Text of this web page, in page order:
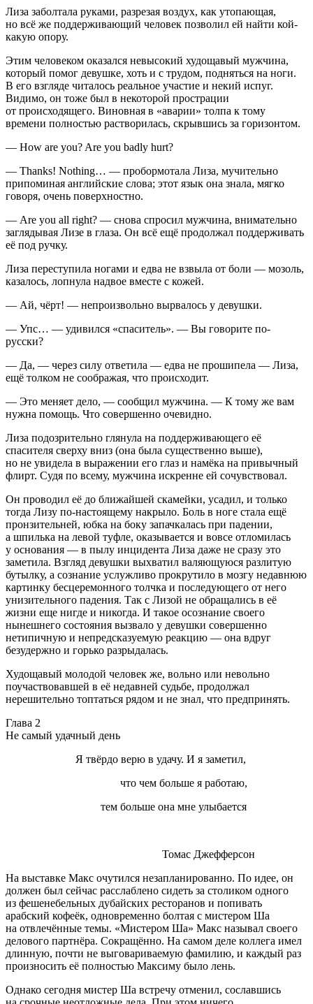
Лиза заболтала руками, разрезая воздух, как утопающая,
но всё же поддерживающий человек позволил ей найти кой-
какую опору.
Этим человеком оказался невысокий худощавый мужчина,
который помог девушке, хоть и с трудом, подняться на ноги.
В его взгляде читалось реальное участие и некий испуг.
Видимо, он тоже был в некоторой прострации
от происходящего. Виновная в «аварии» толпа к тому
времени полностью растворилась, скрывшись за горизонтом.
— How are you? Are you badly hurt?
— Thanks! Nothing… — пробормотала Лиза, мучительно
припоминая английские слова; этот язык она знала, мягко
говоря, очень поверхностно.
— Are you all right? — снова спросил мужчина, внимательно
заглядывая Лизе в глаза. Он всё ещё продолжал поддерживать
её под ручку.
Лиза переступила ногами и едва не взвыла от боли — мозоль,
казалось, лопнула надвое вместе с кожей.
— Ай, чёрт! — непроизвольно вырвалось у девушки.
— Упс… — удивился «спаситель». — Вы говорите по-
русски?
— Да, — через силу ответила — едва не прошипела — Лиза,
ещё толком не соображая, что происходит.
— Это меняет дело, — сообщил мужчина. — К тому же вам
нужна помощь. Что совершенно очевидно.
Лиза подозрительно глянула на поддерживающего её
спасителя сверху вниз (она была существенно выше),
но не увидела в выражении его глаз и намёка на привычный
флирт. Судя по всему, мужчина искренне ей сочувствовал.
Он проводил её до ближайшей скамейки, усадил, и только
тогда Лизу по-настоящему накрыло. Боль в ноге стала ещё
пронзительней, юбка на боку запачкалась при падении,
а шпилька на левой туфле, оказывается и вовсе отломилась
у основания — в пылу инцидента Лиза даже не сразу это
заметила. Взгляд девушки выхватил валяющуюся разлитую
бутылку, а сознание услужливо прокрутило в мозгу недавнюю
картинку бесцеремонного толчка и последующего от него
унизительного падения. Так с Лизой не обращались в её
жизни еще нигде и никогда. И такое осознание своего
нынешнего состояния вызвало у девушки совершенно
нетипичную и непредсказуемую реакцию — она вдруг
безудержно и горько разрыдалась.
Худощавый молодой человек же, вольно или невольно
поучаствовавшей в её недавней судьбе, продолжал
нерешительно топтаться рядом и не знал, что предпринять.
Глава 2
Не самый удачный день
Я твёрдо верю в удачу. И я заметил,
что чем больше я работаю,
тем больше она мне улыбается
Томас Джефферсон
На выставке Макс очутился незапланированно. По идее, он
должен был сейчас расслаблено сидеть за столиком одного
из фешенебельных дубайских ресторанов и попивать
арабский кофеёк, одновременно болтая с мистером Ша
на отвлечённые темы. «Мистером Ша» Макс называл своего
делового партнёра. Сокращённо. На самом деле коллега имел
длинную, почти не выговариваемую фамилию, и каждый раз
произносить её полностью Максиму было лень.
Однако сегодня мистер Ша встречу отменил, сославшись